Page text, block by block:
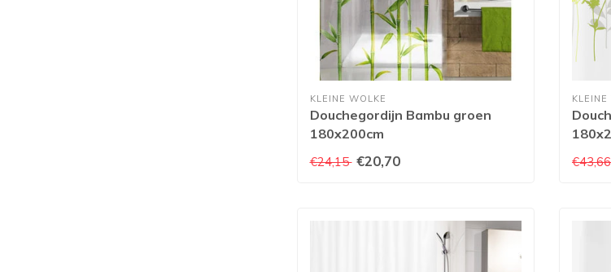
KLEINE WOLKE
Douchegordijn Bambu groen
180x200cm
€24,15 €20,70
KLEINE